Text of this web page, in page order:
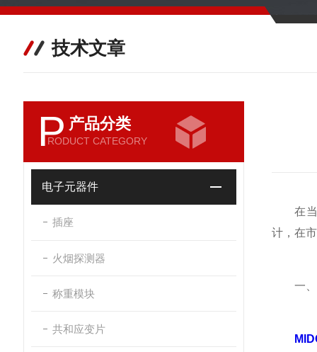
技术文章
P 产品分类
RODUCT CATEGORY
电子元器件
插座
火烟探测器
称重模块
共和应变片
在当今
计，在
一、